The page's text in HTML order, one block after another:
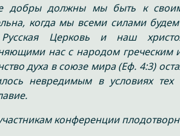
добры должны мы быть к
когда мы всеми силами
Русская Церковь и наш
нас с народом греческим
духа в союзе мира (Еф. 4:3)
невредимым в условиях
конференции